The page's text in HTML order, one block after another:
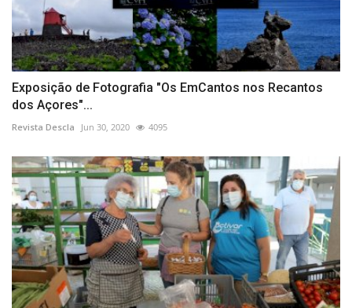
Exposição de Fotografia "Os EmCantos nos Recantos
dos Açores"...
Revista Descla Jun 30, 2020 4095